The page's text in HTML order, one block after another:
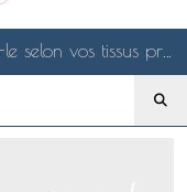
Choisissez un modèle et personnalisez-le selon vos tissus préférés de mes collections en ligne, je le confectionnerai selon vos souhaits